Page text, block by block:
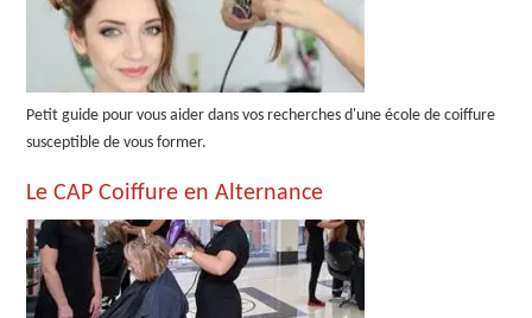
Petit guide pour vous aider dans vos recherches d'une école de coiffure
susceptible de vous former.
Le CAP Coiffure en Alternance